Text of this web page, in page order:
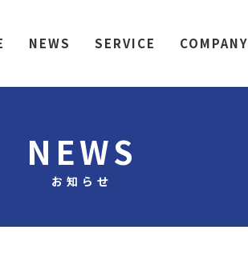
NEWS SERVICE COMPANY
NEWS
お知らせ